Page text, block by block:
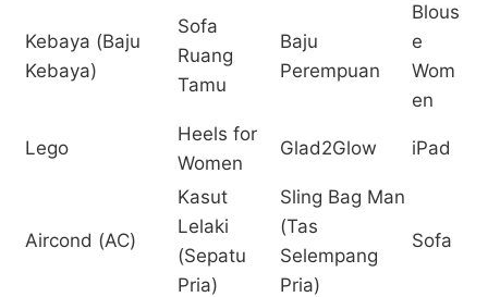
Kebaya (Baju
Kebaya)
Sofa
Ruang
Tamu
Baju
Perempuan
Blous
e
Wom
en
Lego
Heels for
Women
Glad2Glow iPad
Aircond (AC)
Kasut
Lelaki
(Sepatu
Pria)
Sling Bag Man
(Tas
Selempang
Pria)
Sofa